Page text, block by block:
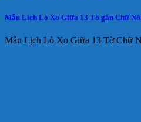
Mẫu Lịch Lò Xo Giữa 13 Tờ gắn Chữ
Mẫu Lịch Lò Xo Giữa 13 Tờ Chữ